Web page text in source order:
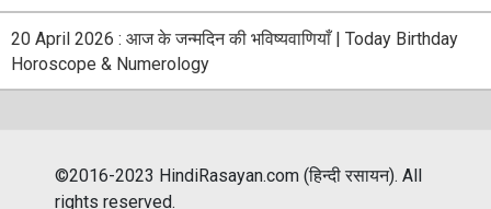
20 April 2026 : आज के जन्मदिन की भविष्यवाणियाँ | Today Birthday
Horoscope & Numerology
©2016-2023 HindiRasayan.com (हिन्दी रसायन). All
rights reserved.